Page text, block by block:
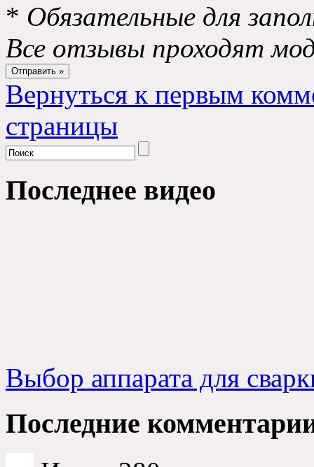
* Обязательные для
Все отзывы проходят
Вернуться к первым
страницы
Последнее видео
Выбор аппарата для
Последние